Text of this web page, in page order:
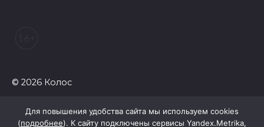
© 2026 Колос
Для повышения удобства сайта мы используем cookies
(подробнее). К сайту подключены сервисы Yandex.Metrika,